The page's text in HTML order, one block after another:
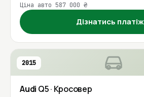
Ціна авто 587 000 ₴
Дізнатись платіж
2015
Audi Q5· Кросовер